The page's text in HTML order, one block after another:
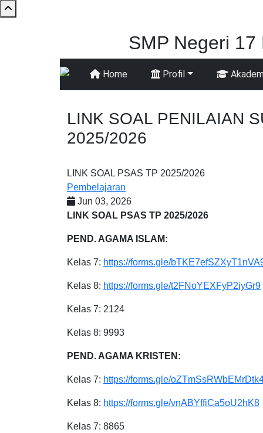
Skip to main content
SMP Negeri 17
Main navigation
Home Profil
LINK SOAL PENILAIAN
2025/2026
LINK SOAL PSAS TP 2025/2026
Pembelajaran
Jun 03, 2026
LINK SOAL PSAS TP 2025/2026
PEND. AGAMA ISLAM:
Kelas 7: https://forms.gle/
Kelas 8: https://forms.gle/t2FNoYEXFyP2iyGr9
Kelas 7: 2124
Kelas 8: 9993
PEND. AGAMA KRISTEN:
Kelas 7: https://forms.gle/
Kelas 8: https://forms.gle/vnABYffiCa5oU2hK8
Kelas 7: 8865